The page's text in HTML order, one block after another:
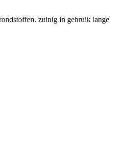
zuinig in gebruik lange